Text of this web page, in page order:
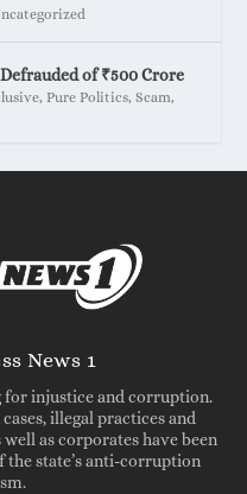
of ₹500 Crore
,Pure Politics,Scam,
News 1
for injustice and corruption.
illegal practices and
as corporates have been
the state’s anti-corruption